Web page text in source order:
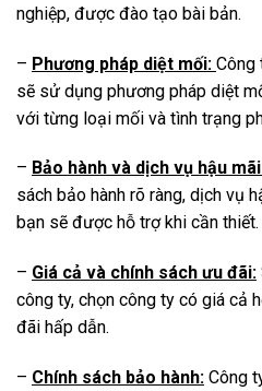
nghiệp, được đào tạo bài bản.
– Phương pháp diệt mối: Công
sẽ sử dụng phương pháp diệt
với từng loại mối và tình trạng
– Bảo hành và dịch vụ hậu
sách bảo hành rõ ràng, dịch vụ
bạn sẽ được hỗ trợ khi cần thiết.
– Giá cả và chính sách ưu đãi:
công ty, chọn công ty có giá cả
đãi hấp dẫn.
– Chính sách bảo hành: Công